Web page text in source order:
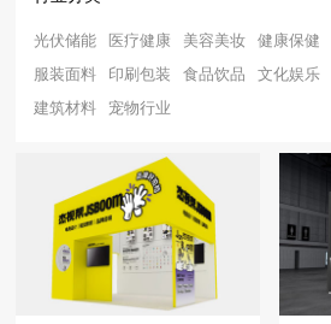
光伏储能 医疗健康 美容美妆 健康保健
服装面料
印刷包装 食品饮品 文化娱乐
建筑材料
宠物行业